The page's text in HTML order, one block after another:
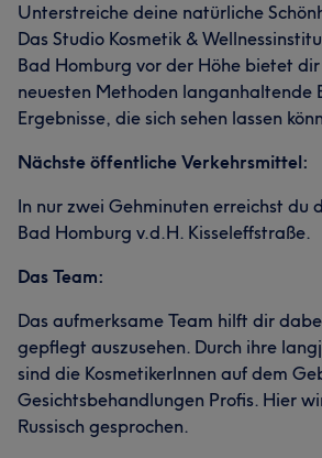
Unterstreiche deine natürliche
Das Studio Kosmetik &
Bad Homburg vor der Höhe bietet
neuesten Methoden langanhaltende
Ergebnisse, die sich sehen lassen
Nächste öffentliche Verkehrsmittel:
In nur zwei Gehminuten erreichst du
Bad Homburg v.d.H. Kisseleffstraße.
Das Team:
Das aufmerksame Team hilft dir
gepflegt auszusehen. Durch ihre
sind die KosmetikerInnen auf dem
Gesichtsbehandlungen Profis. Hier
Russisch gesprochen.